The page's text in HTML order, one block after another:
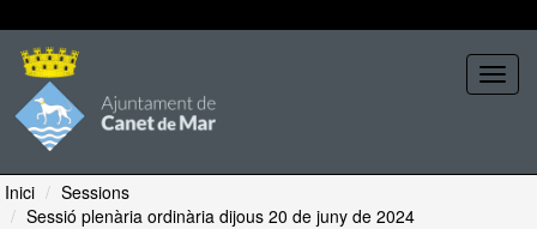
Inici
Sessions
Sessió plenària ordinària dijous 20 de juny de 2024